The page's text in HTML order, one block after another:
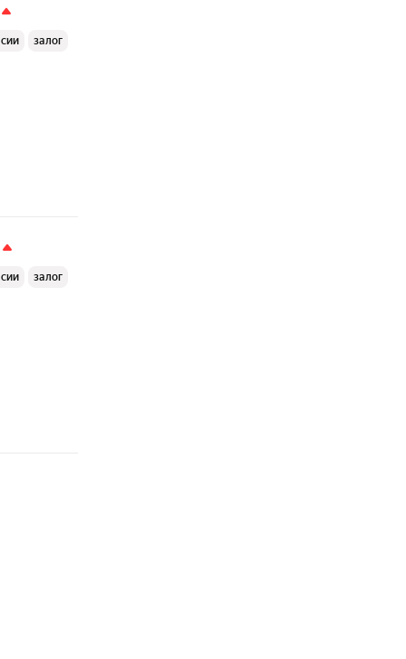
залог
залог